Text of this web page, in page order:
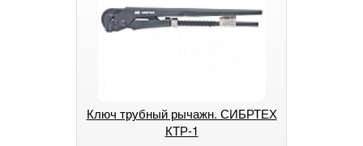
Ключ трубный рычажн. СИБРТЕХ
КТР-1